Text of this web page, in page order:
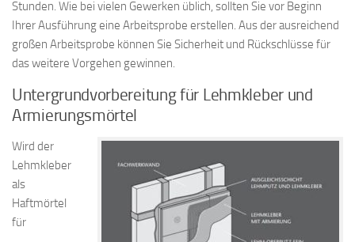
Stunden. Wie bei vielen Gewerken üblich, sollten Sie vor Beginn
Ihrer Ausführung eine Arbeitsprobe erstellen. Aus der ausreichend
großen Arbeitsprobe können Sie Sicherheit und Rückschlüsse für
das weitere Vorgehen gewinnen.
Untergrundvorbereitung für Lehmkleber und
Armierungsmörtel
Wird der
Lehmkleber
als
Haftmörtel
für